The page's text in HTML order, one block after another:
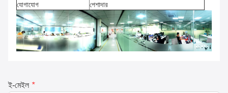
যোগাযোগ
পেশাদার
ই-মেইল *